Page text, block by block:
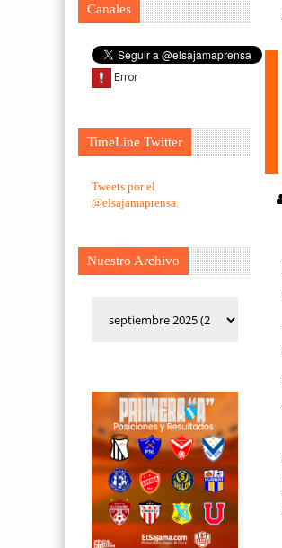
Canales
TimeLine Twitter
Tweets por el
@elsajamaprensa.
Nuestro Archivo